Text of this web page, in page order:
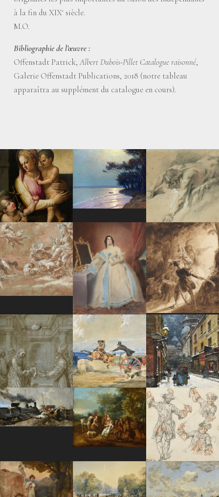
à la fin du XIXe siècle.
M.O.
Bibliographie de l’œuvre :
Offenstadt Patrick,Albert Dubois-Pillet Catalogue raisonné,
Galerie Offenstadt Publications, 2018 (notre tableau
apparaîtra au supplément du catalogue en cours).